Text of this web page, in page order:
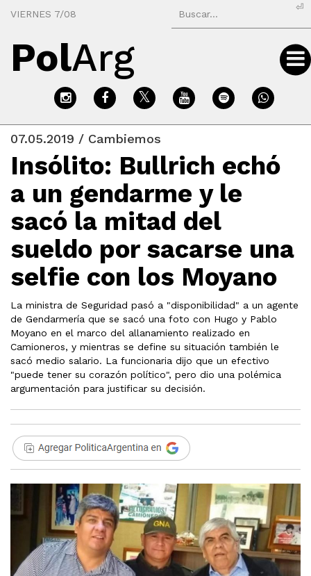
VIERNES 7/08
⏎
PolArg
07.05.2019 / Cambiemos
Insólito: Bullrich echó
a un gendarme y le
sacó la mitad del
sueldo por sacarse una
selfie con los Moyano
La ministra de Seguridad pasó a "disponibilidad" a un agente
de Gendarmería que se sacó una foto con Hugo y Pablo
Moyano en el marco del allanamiento realizado en
Camioneros, y mientras se define su situación también le
sacó medio salario. La funcionaria dijo que un efectivo
"puede tener su corazón político", pero dio una polémica
argumentación para justificar su decisión.